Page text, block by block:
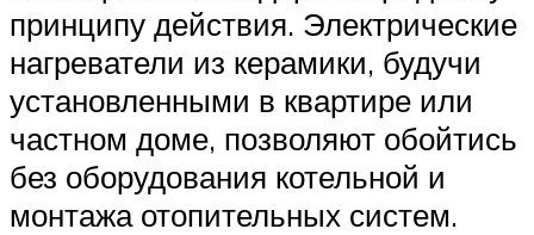
принципу действия. Электрические
нагреватели из керамики, будучи
установленными в квартире или
частном доме, позволяют обойтись
без оборудования котельной и
монтажа отопительных систем.